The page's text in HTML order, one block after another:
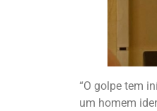
“O golpe tem
um homem